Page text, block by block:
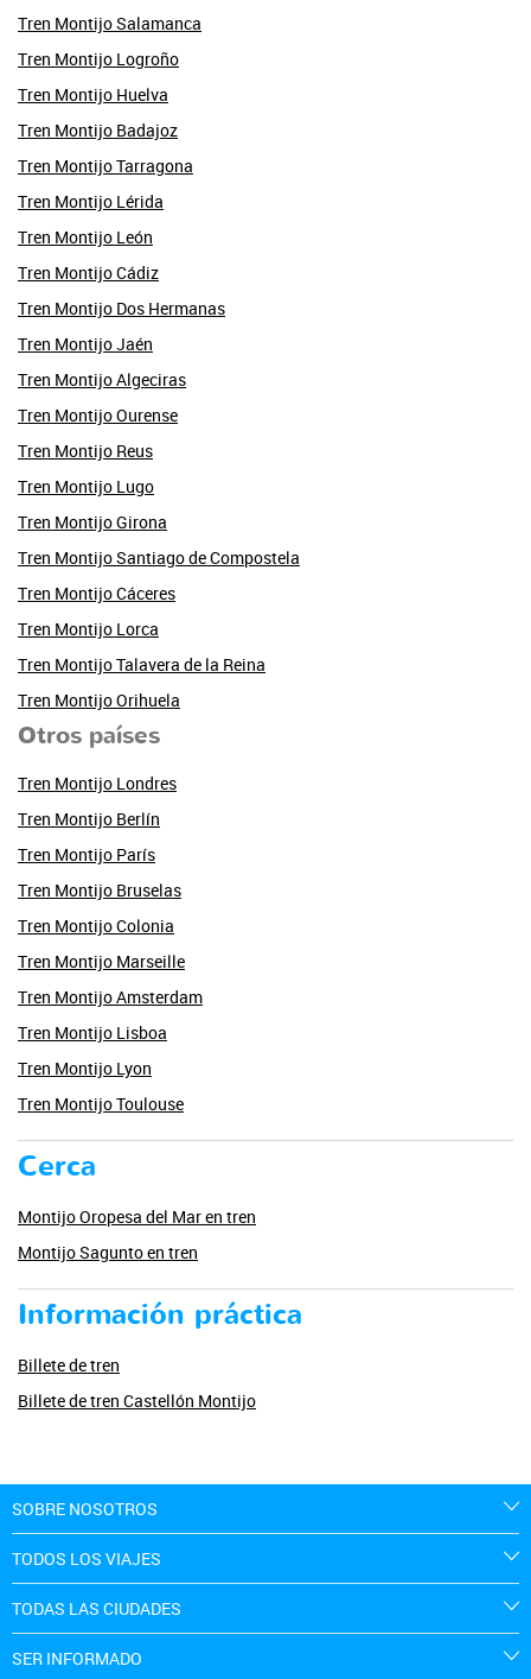
Tren Montijo Salamanca
Tren Montijo Logroño
Tren Montijo Huelva
Tren Montijo Badajoz
Tren Montijo Tarragona
Tren Montijo Lérida
Tren Montijo León
Tren Montijo Cádiz
Tren Montijo Dos Hermanas
Tren Montijo Jaén
Tren Montijo Algeciras
Tren Montijo Ourense
Tren Montijo Reus
Tren Montijo Lugo
Tren Montijo Girona
Tren Montijo Santiago de Compostela
Tren Montijo Cáceres
Tren Montijo Lorca
Tren Montijo Talavera de la Reina
Tren Montijo Orihuela
Otros países
Tren Montijo Londres
Tren Montijo Berlín
Tren Montijo París
Tren Montijo Bruselas
Tren Montijo Colonia
Tren Montijo Marseille
Tren Montijo Amsterdam
Tren Montijo Lisboa
Tren Montijo Lyon
Tren Montijo Toulouse
Cerca
Montijo Oropesa del Mar en tren
Montijo Sagunto en tren
Información práctica
Billete de tren
Billete de tren Castellón Montijo
SOBRE NOSOTROS
TODOS LOS VIAJES
TODAS LAS CIUDADES
SER INFORMADO